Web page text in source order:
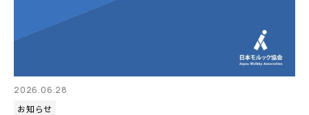
2026.06.28
お知らせ